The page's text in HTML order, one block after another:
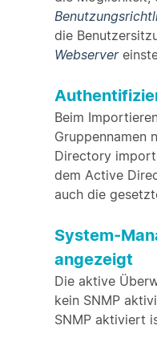
die
Webserver
Beim
Gruppennamen
Directory
dem Active
auch die
System-
angezeigt
Die aktive
kein SNMP
SNMP aktiviert